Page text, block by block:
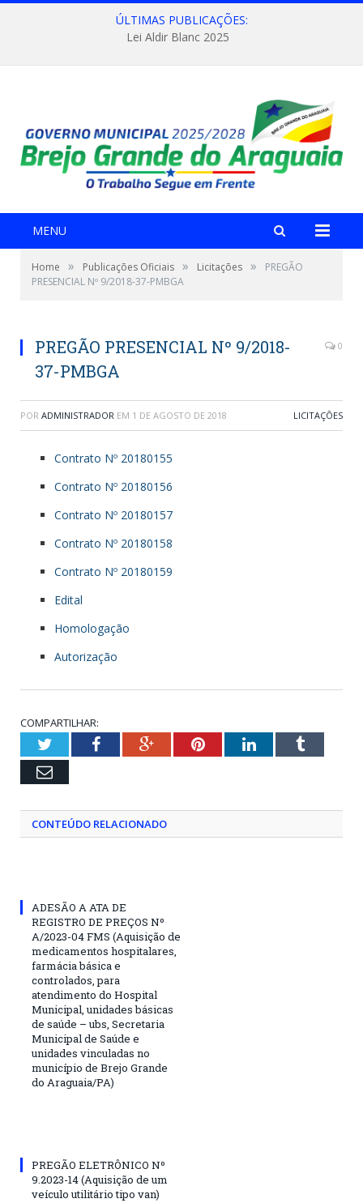
ÚLTIMAS PUBLICAÇÕES:
Lei Aldir Blanc 2025
MENU
Home » Publicações Oficiais » Licitações »
PREGÃO
PRESENCIAL Nº 9/2018-37-PMBGA
PREGÃO PRESENCIAL Nº 9/2018-
37-PMBGA
0
POR ADMINISTRADOR EM 1 DE AGOSTO DE 2018 LICITAÇÕES
Contrato Nº 20180155
Contrato Nº 20180156
Contrato Nº 20180157
Contrato Nº 20180158
Contrato Nº 20180159
Edital
Homologação
Autorização
COMPARTILHAR:
TwitterFacebookGoogle+PinterestLinkedInTumblr
Email
CONTEÚDO RELACIONADO
ADESÃO A ATA DE
REGISTRO DE PREÇOS Nº
A/2023-04 FMS (Aquisição de
medicamentos hospitalares,
farmácia básica e
controlados, para
atendimento do Hospital
Municipal, unidades básicas
de saúde – ubs, Secretaria
Municipal de Saúde e
unidades vinculadas no
município de Brejo Grande
do Araguaia/PA)
PREGÃO ELETRÔNICO Nº
9.2023-14 (Aquisição de um
veículo utilitário tipo van)